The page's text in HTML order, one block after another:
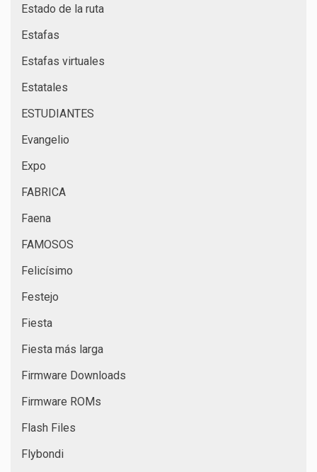
Estado de la ruta
Estafas
Estafas virtuales
Estatales
ESTUDIANTES
Evangelio
Expo
FABRICA
Faena
FAMOSOS
Felicísimo
Festejo
Fiesta
Fiesta más larga
Firmware Downloads
Firmware ROMs
Flash Files
Flybondi